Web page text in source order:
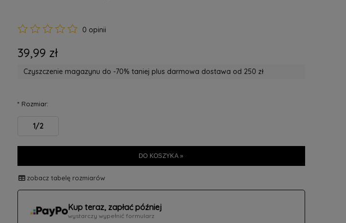
0 opinii
39,99 zł
Czyszczenie magazynu do -70% taniej plus darmowa dostawa od 250 zł
*Rozmiar:
1/2
DO KOSZYKA »
zobacz tabelę rozmiarów
Kup teraz, zapłać później
wystarczy wypełnić formularz